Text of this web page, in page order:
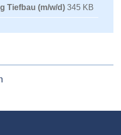
Tiefbau (m/w/d) 345 KB